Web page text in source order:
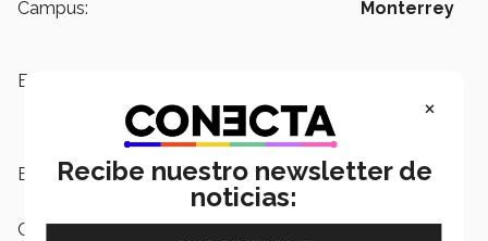
Campus: Monterrey
Escuelas:
Ciencias de la Salud
Etiquetas: Profesor inspirador
Categoría: Educación
×
Recibe nuestro newsletter de
noticias: